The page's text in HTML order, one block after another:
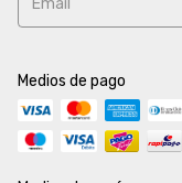
Medios de pago